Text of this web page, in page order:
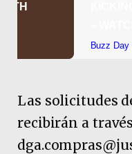
Las solicitudes
recibirán a